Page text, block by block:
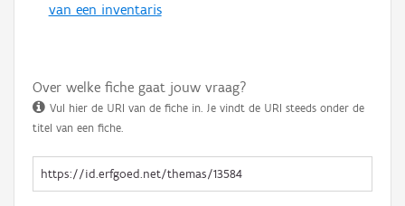
van een inventaris
Over welke fiche gaat jouw vraag?
Vul hier de URI van de fiche in. Je vindt de URI steeds onder de
titel van een fiche.